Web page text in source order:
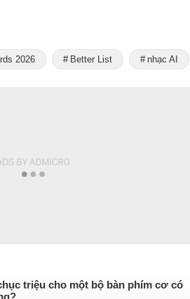
2026 Better List nhạc AI
triệu cho một bộ bàn phím cơ có